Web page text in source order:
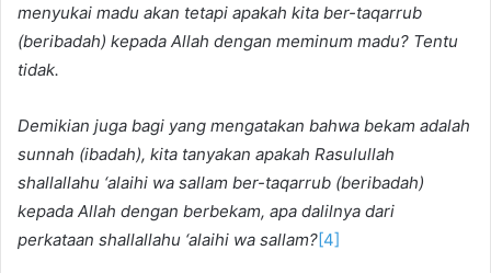
menyukai madu akan tetapi apakah kita ber-taqarrub
(beribadah) kepada Allah dengan meminum madu? Tentu
tidak.
Demikian juga bagi yang mengatakan bahwa bekam adalah
sunnah (ibadah), kita tanyakan apakah Rasulullah
shallallahu ‘alaihi wa sallam ber-taqarrub (beribadah)
kepada Allah dengan berbekam, apa dalilnya dari
perkataan shallallahu ‘alaihi wa sallam?[4]